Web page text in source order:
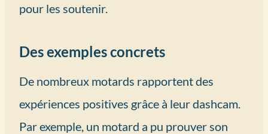
pour les soutenir.
Des exemples concrets
De nombreux motards rapportent des
expériences positives grâce à leur dashcam.
Par exemple, un motard a pu prouver son